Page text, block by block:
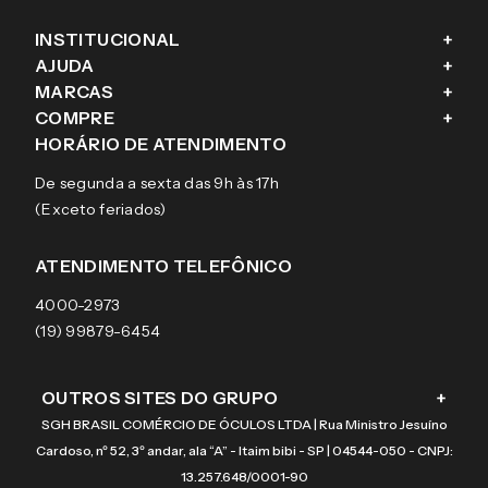
INSTITUCIONAL +
Sobre a eÓtica
Aviso de privacidade
Termos e condições de uso
AJUDA +
Trocas e Devoluções
Pagamentos
Garantias
MARCAS +
Ray-Ban
Tecnol
Arnette
Burberry
COMPRE +
Óculos de sol
Lentes de contato
HORÁRIO DE ATENDIMENTO
De segunda a sexta das 9h às 17h
(Exceto feriados)
ATENDIMENTO TELEFÔNICO
4000-2973
(19) 99879-6454
OUTROS SITES DO GRUPO +
SGH BRASIL COMÉRCIO DE ÓCULOS LTDA | Rua Ministro Jesuíno
Cardoso, nº 52, 3º andar, ala “A” - Itaim bibi - SP | 04544-050 - CNPJ:
13.257.648/0001-90